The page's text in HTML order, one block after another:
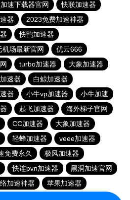
速下载器官网
快联加速器
器
2023免费加速神器
快鸭加速器
机场最新官网
优云666
turbo加速器
大象加速器
速器
白鲸加速器
器 小牛vp加速器
小牛加速
起飞加速器
海外梯子官网
CC加速器
大象加速器
轻蜂加速器
veee加速器
免费永久
极风加速器
快连pvn加速器
黑洞加速官网
加速神器
苹果加速器